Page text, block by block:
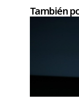
También